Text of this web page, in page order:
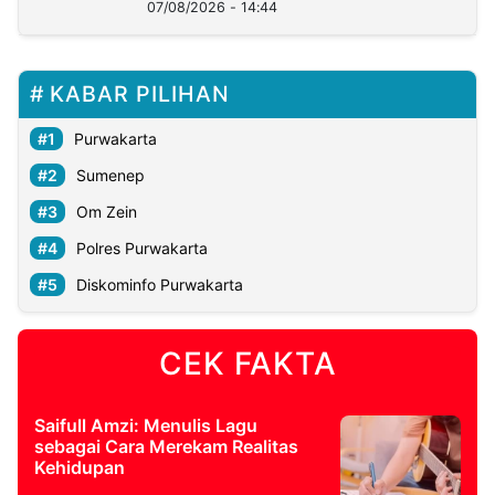
07/08/2026 - 14:44
KABAR PILIHAN
Purwakarta
Sumenep
Om Zein
Polres Purwakarta
Diskominfo Purwakarta
CEK FAKTA
Saifull Amzi: Menulis Lagu
sebagai Cara Merekam Realitas
Kehidupan